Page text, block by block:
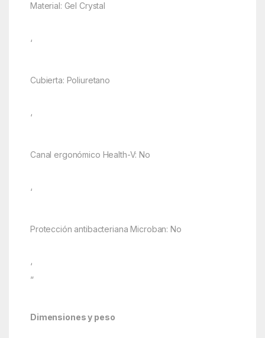
Material: Gel Crystal
‘
Cubierta: Poliuretano
‘
Canal ergonómico Health-V: No
‘
Protección antibacteriana Microban: No
‘
”
Dimensiones y peso